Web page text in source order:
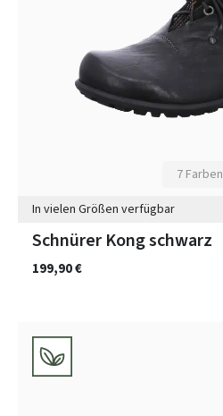
7 Farben
In vielen Größen verfügbar
Schnürer Kong schwarz
199,90 €